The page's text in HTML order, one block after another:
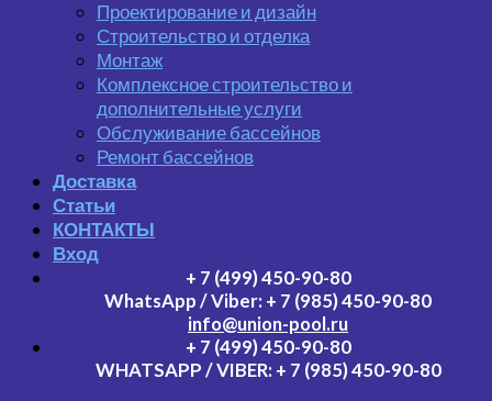
Проектирование и дизайн
Строительство и отделка
Монтаж
Комплексное строительство и
дополнительные услуги
Обслуживание бассейнов
Ремонт бассейнов
Доставка
Статьи
КОНТАКТЫ
Вход
+ 7 (499) 450-90-80
WhatsApp / Viber: + 7 (985) 450-90-80
info@union-pool.ru
+ 7 (499) 450-90-80
WHATSAPP / VIBER: + 7 (985) 450-90-80